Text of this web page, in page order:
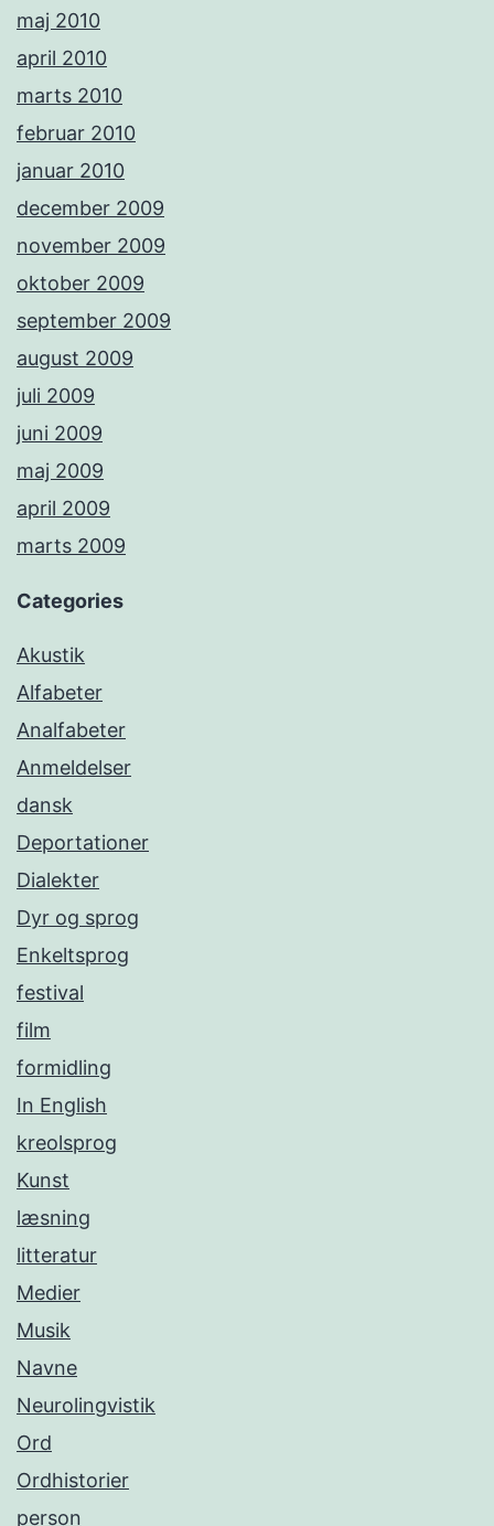
maj 2010
april 2010
marts 2010
februar 2010
januar 2010
december 2009
november 2009
oktober 2009
september 2009
august 2009
juli 2009
juni 2009
maj 2009
april 2009
marts 2009
Categories
Akustik
Alfabeter
Analfabeter
Anmeldelser
dansk
Deportationer
Dialekter
Dyr og sprog
Enkeltsprog
festival
film
formidling
In English
kreolsprog
Kunst
læsning
litteratur
Medier
Musik
Navne
Neurolingvistik
Ord
Ordhistorier
person